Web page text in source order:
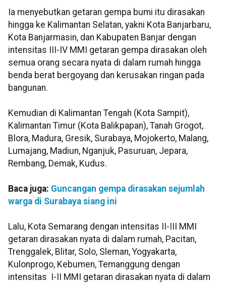
Ia menyebutkan getaran gempa bumi itu dirasakan
hingga ke Kalimantan Selatan, yakni Kota Banjarbaru,
Kota Banjarmasin, dan Kabupaten Banjar dengan
intensitas III-IV MMI getaran gempa dirasakan oleh
semua orang secara nyata di dalam rumah hingga
benda berat bergoyang dan kerusakan ringan pada
bangunan.
Kemudian di Kalimantan Tengah (Kota Sampit),
Kalimantan Timur (Kota Balikpapan), Tanah Grogot,
Blora, Madura, Gresik, Surabaya, Mojokerto, Malang,
Lumajang, Madiun, Nganjuk, Pasuruan, Jepara,
Rembang, Demak, Kudus.
Baca juga: Guncangan gempa dirasakan sejumlah
warga di Surabaya siang ini
Lalu, Kota Semarang dengan intensitas II-III MMI
getaran dirasakan nyata di dalam rumah, Pacitan,
Trenggalek, Blitar, Solo, Sleman, Yogyakarta,
Kulonprogo, Kebumen, Temanggung dengan
intensitas I-II MMI getaran dirasakan nyata di dalam